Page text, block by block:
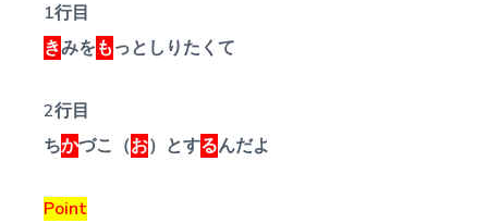
1行目
きみをもっとしりたくて
2行目
ちかづこ（お）とするんだよ
Point